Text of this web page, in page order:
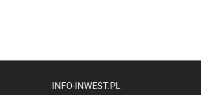
INFO-INWEST.PL